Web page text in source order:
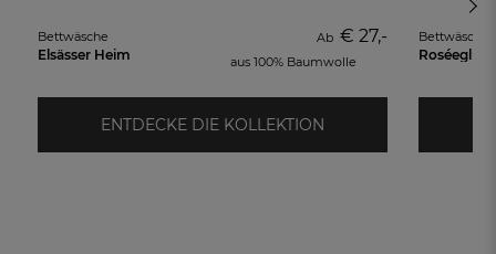
Bettwäsche
Elsässer Heim
Ab€ 27,-
aus 100% Baumwolle
ENTDECKE DIE KOLLEKTION
Bettwäsche